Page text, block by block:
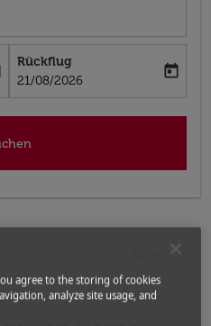
label
Rückflug
fc-booking-return-date-aria-label
21/08/2026
today
agree to the storing of cookies
analyze site usage, and